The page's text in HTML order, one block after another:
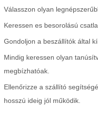
Válasszon olyan
Keressen es besorolású
Gondoljon a beszállítók által
Mindig keressen olyan
megbízhatóak.
Ellenőrizze a szállító
hosszú ideig jól működik.